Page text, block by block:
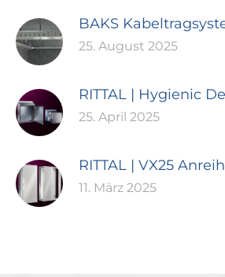
BAKS
25. August 2025
RITTAL | Hygienic
25. April 2025
RITTAL | VX25
11. März 2025